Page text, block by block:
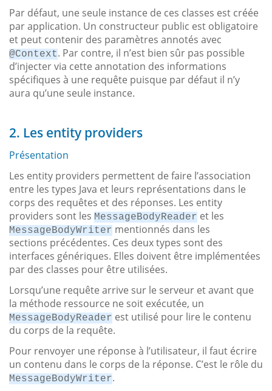
Par défaut, une seule instance de ces classes est créée
par application. Un constructeur public est obligatoire
et peut contenir des paramètres annotés avec
@Context. Par contre, il n’est bien sûr pas possible
d’injecter via cette annotation des informations
spécifiques à une requête puisque par défaut il n’y
aura qu’une seule instance.
2. Les entity providers
Présentation
Les entity providers permettent de faire l’association
entre les types Java et leurs représentations dans le
corps des requêtes et des réponses. Les entity
providers sont les MessageBodyReader et les
MessageBodyWriter mentionnés dans les
sections précédentes. Ces deux types sont des
interfaces génériques. Elles doivent être implémentées
par des classes pour être utilisées.
Lorsqu’une requête arrive sur le serveur et avant que
la méthode ressource ne soit exécutée, un
MessageBodyReader est utilisé pour lire le contenu
du corps de la requête.
Pour renvoyer une réponse à l’utilisateur, il faut écrire
un contenu dans le corps de la réponse. C’est le rôle du
MessageBodyWriter.